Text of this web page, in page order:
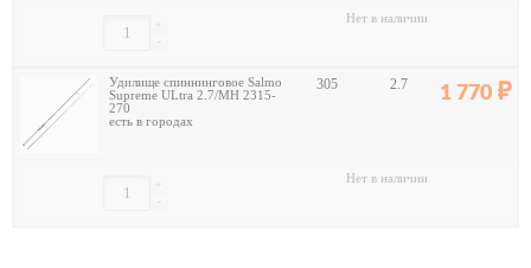
-
+ Нет в наличии
Удилище спиннинговое Salmo
Supreme ULtra 2.7/MH 2315-
270
есть в городах
305 2.7 1 770
-
+ Нет в наличии